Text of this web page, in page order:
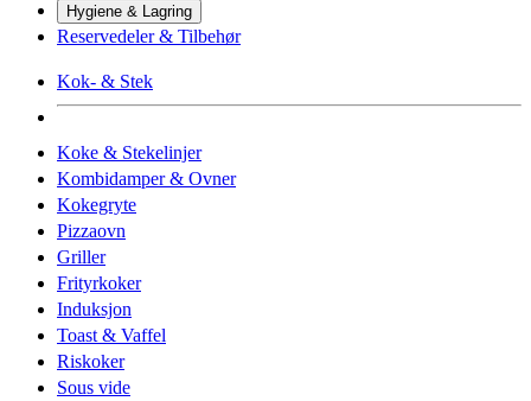
Hygiene & Lagring
Reservedeler & Tilbehør
Kok- & Stek
Koke & Stekelinjer
Kombidamper & Ovner
Kokegryte
Pizzaovn
Griller
Frityrkoker
Induksjon
Toast & Vaffel
Riskoker
Sous vide